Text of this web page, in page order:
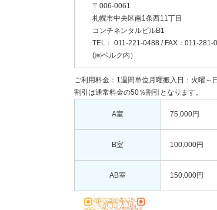
〒006-0061
札幌市中央区南1条西11丁目
コンチネンタルビルB1
TEL： 011-221-0488 / FAX：011-281-
(㈱ベルク内）
ご利用料金：1週間単位月曜搬入日：火曜
割引は通常料金の50％割引となります。
A室 75,000円
B室 100,000円
AB室 150,000円